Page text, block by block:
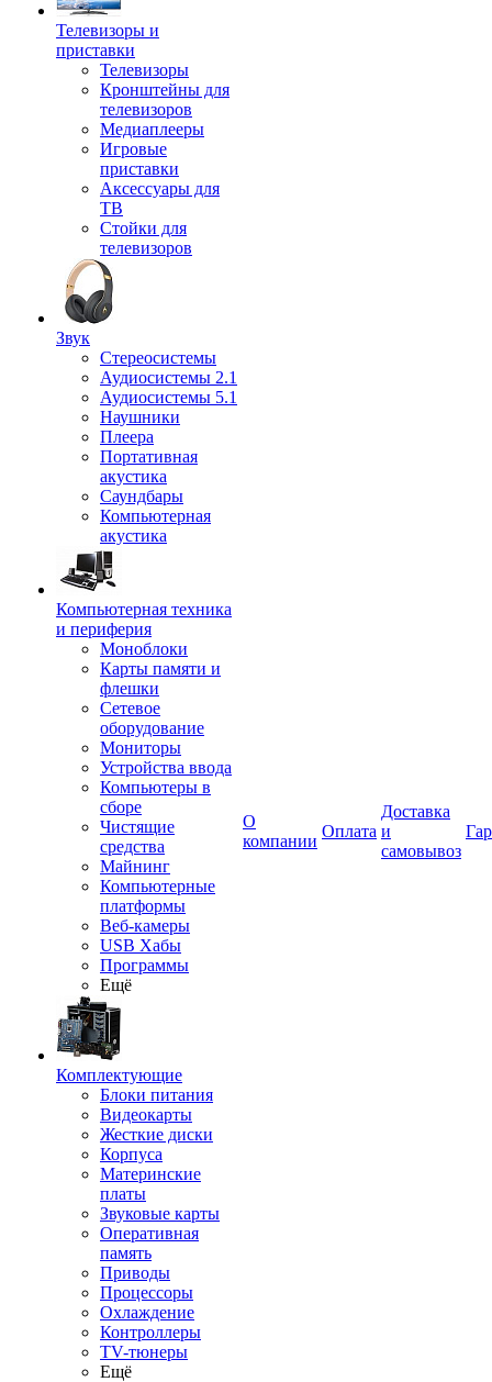
Телевизоры и
приставки
Телевизоры
Кронштейны для
телевизоров
Медиаплееры
Игровые
приставки
Аксессуары для
ТВ
Стойки для
телевизоров
Звук
Стереосистемы
Аудиосистемы 2.1
Аудиосистемы 5.1
Наушники
Плеера
Портативная
акустика
Саундбары
Компьютерная
акустика
Компьютерная техника
и периферия
Моноблоки
Карты памяти и
флешки
Сетевое
оборудование
Мониторы
Устройства ввода
Компьютеры в
сборе
Чистящие
средства
Майнинг
Компьютерные
платформы
Веб-камеры
USB Хабы
Программы
Ещё
Комплектующие
Блоки питания
Видеокарты
Жесткие диски
Корпуса
Материнские
платы
Звуковые карты
Оперативная
память
Приводы
Процессоры
Охлаждение
Контроллеры
TV-тюнеры
Ещё
О
компании
Оплата
Доставка
и
самовывоз